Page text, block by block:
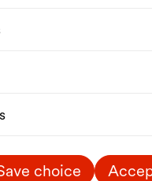
choice